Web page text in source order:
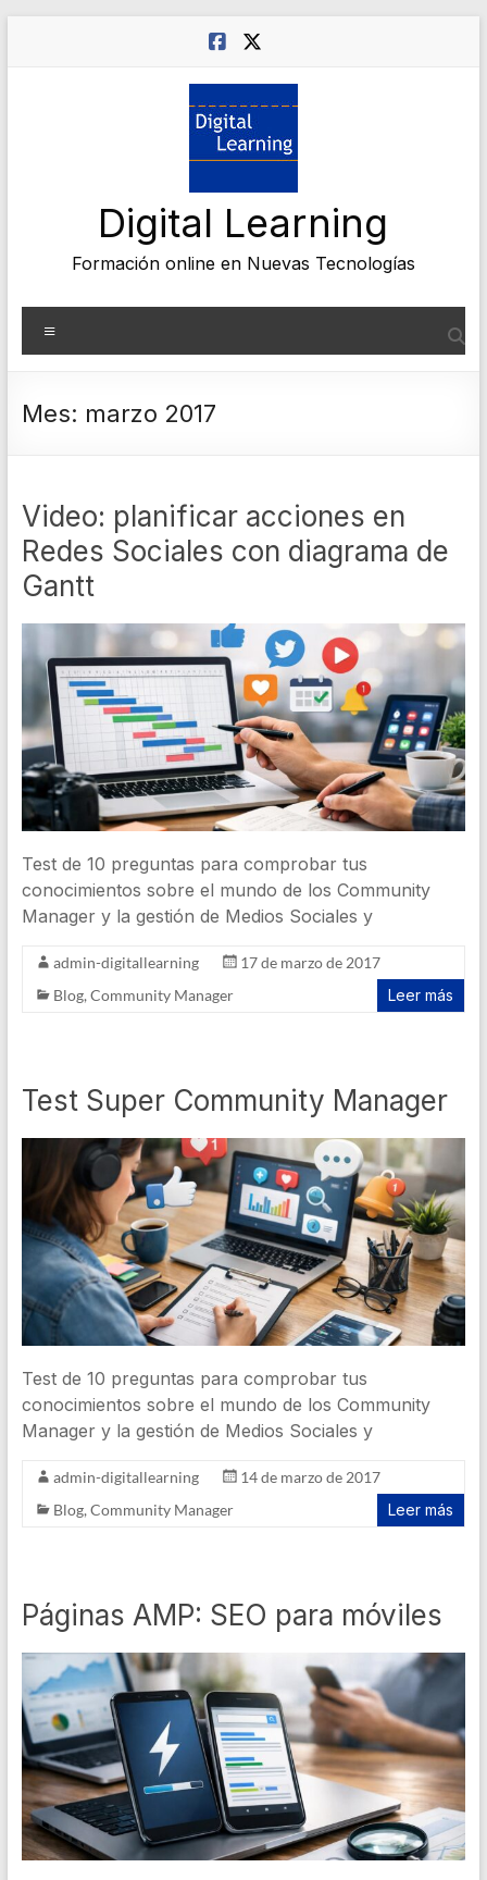
Digital Learning
Formación online en Nuevas Tecnologías
Mes: marzo 2017
Video: planificar acciones en
Redes Sociales con diagrama de
Gantt
Test de 10 preguntas para comprobar tus
conocimientos sobre el mundo de los Community
Manager y la gestión de Medios Sociales y
admin-digitallearning
17 de marzo de 2017
Blog, Community Manager Leer más
Test Super Community Manager
Test de 10 preguntas para comprobar tus
conocimientos sobre el mundo de los Community
Manager y la gestión de Medios Sociales y
admin-digitallearning
14 de marzo de 2017
Blog, Community Manager Leer más
Páginas AMP: SEO para móviles